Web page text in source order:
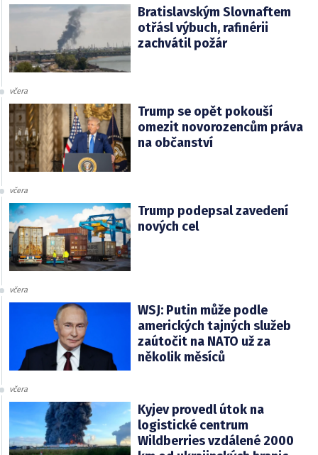
Bratislavským Slovnaftem
otřásl výbuch, rafinérii
zachvátil požár
včera
Trump se opět pokouší
omezit novorozencům práva
na občanství
včera
Trump podepsal zavedení
nových cel
včera
WSJ: Putin může podle
amerických tajných služeb
zaútočit na NATO už za
několik měsíců
včera
Kyjev provedl útok na
logistické centrum
Wildberries vzdálené 2000